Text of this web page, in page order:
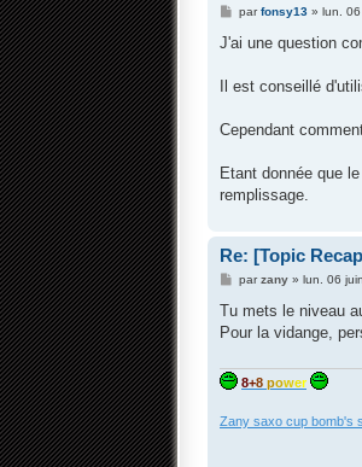
M
s
g
parfonsy13» lun.
J'ai une question
Il est conseillé
Cependant
Etant donnée que
remplissage.
Re: [Topic
M
s
a
parzany» lun. 06
Tu mets le niveau
Pour la vidange,
8+8 power
Zany saxo cup bomb's